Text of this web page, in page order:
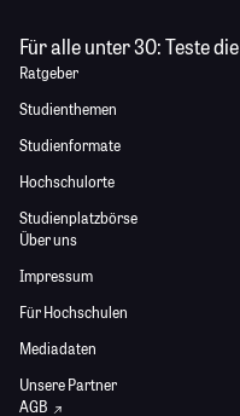
Für alle unter 30:Teste die
Ratgeber
Studienthemen
Studienformate
Hochschulorte
Studienplatzbörse
Über uns
Impressum
Für Hochschulen
Mediadaten
Unsere Partner
AGB